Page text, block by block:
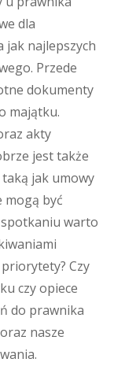
dla
jak najlepszych
Przede
dokumenty
majątku.
akty
jest także
jak umowy
mogą być
spotkaniu warto
Czy
czy opiece
do prawnika
nasze